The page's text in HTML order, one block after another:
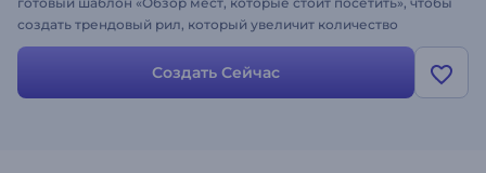
создать трендовый рил, который увеличит количество
просмотров и подписчиков за считанные минуты. Легко
персонализируйте его, загрузив свои изображения и видео из
путешествий и выбрав популярный фоновый музыкальный
Создать Сейчас